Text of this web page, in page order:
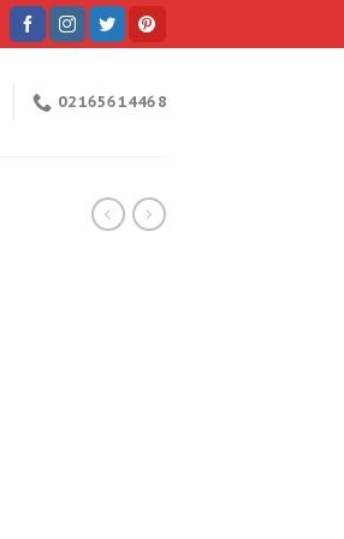
02165614468